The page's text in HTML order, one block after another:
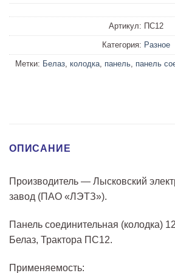
Артикул: ПС12
Категория: Разное
Метки: Белаз, колодка, панель, панель
ОПИСАНИЕ
Производитель — Лысковский
завод (ПАО «ЛЭТЗ»).
Панель соединительная (колодка)
Белаз, Трактора ПС12.
Применяемость: